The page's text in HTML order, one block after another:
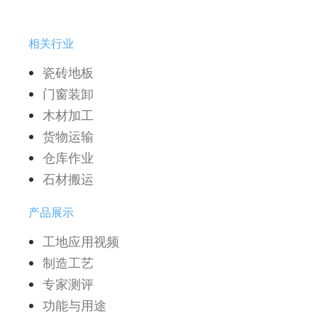
相关行业
瓷砖地板
门窗装卸
木材加工
货物运输
仓库作业
石材搬运
产品展示
工地应用视频
制造工艺
专家测评
功能与用途